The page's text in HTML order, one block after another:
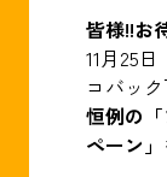
皆様!!お
11月25
コバッ
恒例の
ペーン」